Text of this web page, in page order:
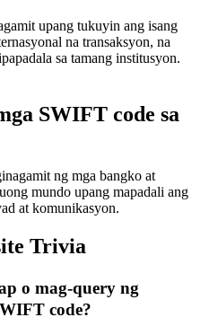
upang tukuyin ang isang
na transaksyon, na
sa tamang institusyon.
SWIFT code sa
ng mga bangko at
mundo upang mapadali ang
at komunikasyon.
Trivia
o mag-query ng
code?